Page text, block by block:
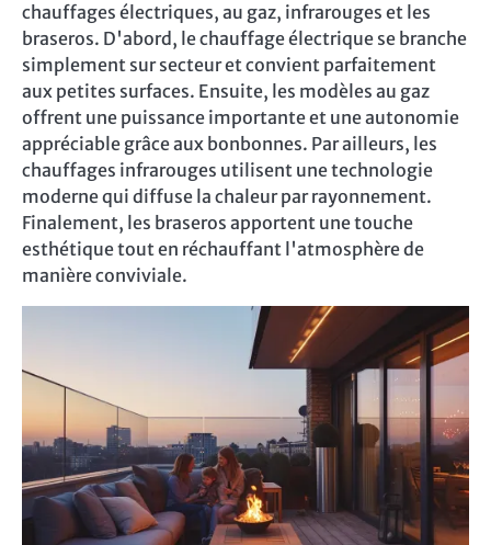
chauffages électriques, au gaz, infrarouges et les
braseros. D'abord, le chauffage électrique se branche
simplement sur secteur et convient parfaitement
aux petites surfaces. Ensuite, les modèles au gaz
offrent une puissance importante et une autonomie
appréciable grâce aux bonbonnes. Par ailleurs, les
chauffages infrarouges utilisent une technologie
moderne qui diffuse la chaleur par rayonnement.
Finalement, les braseros apportent une touche
esthétique tout en réchauffant l'atmosphère de
manière conviviale.